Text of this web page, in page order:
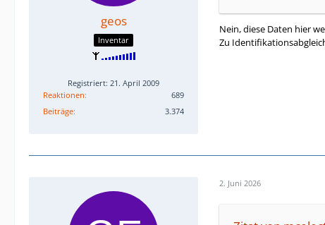
geos
Inventar
Registriert: 21. April 2009
Reaktionen
689
Beiträge
3.374
Nein, diese Daten hier
Zu
2. Juni 2026